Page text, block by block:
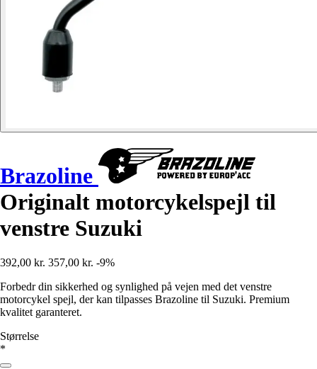
Brazoline
Originalt motorcykelspejl til
venstre Suzuki
392,00 kr. 357,00 kr. -9%
Forbedr din sikkerhed og synlighed på vejen med det venstre
motorcykel spejl, der kan tilpasses Brazoline til Suzuki. Premium
kvalitet garanteret.
Størrelse
*